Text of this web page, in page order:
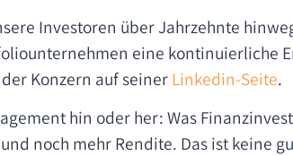
Investoren über Jahrzehnte
eine kontinuierliche
Konzern auf seinerLinkedin-Seite.
hin oder her: Was
noch mehr Rendite. Das ist keine